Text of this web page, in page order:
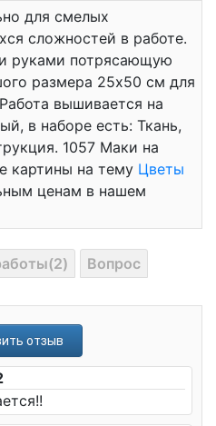
для смелых
сложностей в работе.
руками потрясающую
размера 25x50 см для
вышивается на
в наборе есть: Ткань,
1057 Маки на
картины на тему Цветы
ценам в нашем
Вопрос
отзыв